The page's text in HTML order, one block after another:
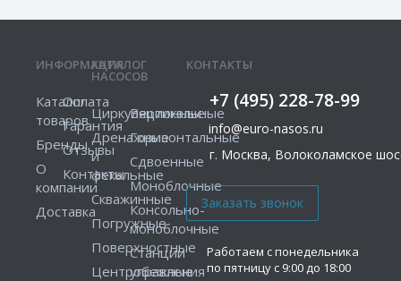
КОНТАКТЫ
+7 (495) 228-78-99
info@euro-nasos.ru
г. Москва, Волоколамское
Работаем с понедельника
по пятницу с 9:00 до 18:00
ИНФОРМАЦИЯ
Каталог
товаров
Бренды
О
компании
Доставка
Оплата
Гарантия
Отзывы
Контакты
КАТАЛОГ
НАСОСОВ
Циркуляционные
Дренажные
и
фекальные
Скважинные
Погружные
Поверхностные
Центробежные
Вертикальные
Горизонтальные
Сдвоенные
Моноблочные
Консольно-
моноблочные
Станции
управления